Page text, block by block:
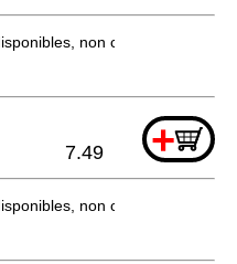
non commandable
+
7.49
non commandable